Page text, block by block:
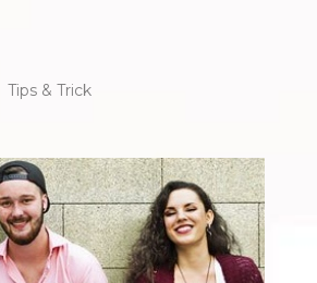
Tips & Trick